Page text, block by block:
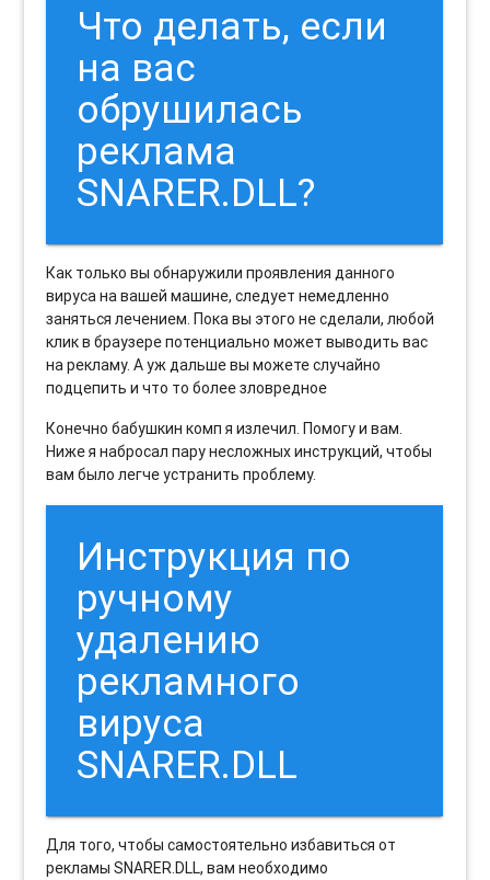
Что делать, если
на вас
обрушилась
реклама
SNARER.DLL?
Как только вы обнаружили проявления данного
вируса на вашей машине, следует немедленно
заняться лечением. Пока вы этого не сделали, любой
клик в браузере потенциально может выводить вас
на рекламу. А уж дальше вы можете случайно
подцепить и что то более зловредное
Конечно бабушкин комп я излечил. Помогу и вам.
Ниже я набросал пару несложных инструкций, чтобы
вам было легче устранить проблему.
Инструкция по
ручному
удалению
рекламного
вируса
SNARER.DLL
Для того, чтобы самостоятельно избавиться от
рекламы SNARER.DLL, вам необходимо